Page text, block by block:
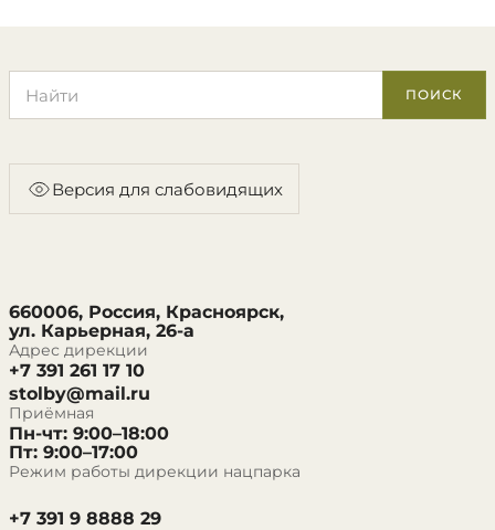
ПОИСК
Версия для слабовидящих
660006, Россия, Красноярск,
ул. Карьерная, 26-а
Адрес дирекции
+7 391 261 17 10
stolby@mail.ru
Приёмная
Пн-чт: 9:00–18:00
Пт: 9:00–17:00
Режим работы дирекции нацпарка
+7 391 9 8888 29